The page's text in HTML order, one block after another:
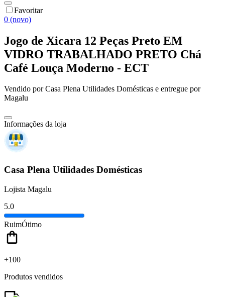
Favoritar
0 (novo)
Jogo de Xicara 12 Peças Preto EM
VIDRO TRABALHADO PRETO Chá
Café Louça Moderno - ECT
Vendido porCasa Plena Utilidades Domésticas e entregue por
Magalu
Informações da loja
Casa Plena Utilidades Domésticas
Lojista Magalu
5.0
RuimÓtimo
+100
Produtos vendidos